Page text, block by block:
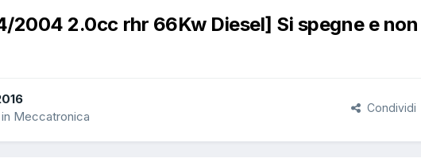
2004 2.0cc rhr 66Kw Diesel] Si spegne e
in Meccatronica
Condividi